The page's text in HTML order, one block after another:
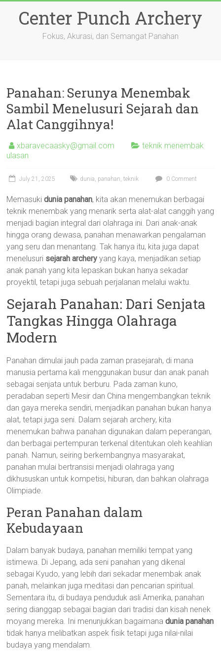
contentCenter Punch Archery
Fokus, Akurasi, dan Semangat Panahan
Panahan: Serunya Menembak
Sambil Menelusuri Sejarah dan
Alat Canggihnya!
xbaravecaasky@gmail.com
teknik menembak
ulasan
July 21, 2025 dunia, panahan,teknik 0 Comment
Memasukidunia panahan, kita akan menemukan berbagai
teknik menembak yang menarik serta alat-alat canggih yang
menjadi bagian integral dari olahraga ini. Dari anak-anak
hingga orang dewasa, panahan menawarkan pengalaman
yang seru dan menantang. Tak hanya itu, kita juga dapat
menelusuri sejarah archery yang kaya, menjadikan setiap
anak panah yang kita lepaskan bukan hanya sekadar
proyektil, tetapi juga sebuah perjalanan melalui waktu.
Sejarah Panahan: Dari Senjata
Tangkas Hingga Olahraga
Modern
Panahan dimulai jauh pada zaman prasejarah, di mana
manusia pertama kali menggunakan busur dan anak panah
sebagai senjata untuk berburu. Pada zaman kuno,
peradaban seperti Mesir dan China mengembangkan teknik
dan gaya mereka sendiri, menjadikan panahan bukan hanya
alat, tetapi juga seni. Dalam sejarah archery, kita
menemukan bahwa panahan digunakan dalam peperangan,
dan berbagai pertempuran terkenal ditentukan oleh keahlian
panah. Namun, seiring berkembangnya masyarakat,
panahan mulai bertransisi menjadi olahraga yang
dikhususkan untuk kompetisi, hiburan, dan bahkan olahraga
Olimpiade.
Peran Panahan dalam
Kebudayaan
Dalam banyak budaya, panahan memiliki tempat yang
istimewa. Di Jepang, ada seni panahan yang dikenal
sebagai Kyudo, yang lebih dari sekadar menembak anak
panah, melainkan juga meditasi dan pencarian spiritual.
Sementara itu, di budaya penduduk asli Amerika, panahan
sering dianggap sebagai bagian dari tradisi dan kisah nenek
moyang mereka. Ini menunjukkan bagaimanadunia panahan
tidak hanya melibatkan aspek fisik tetapi juga nilai-nilai
budaya yang mendalam.